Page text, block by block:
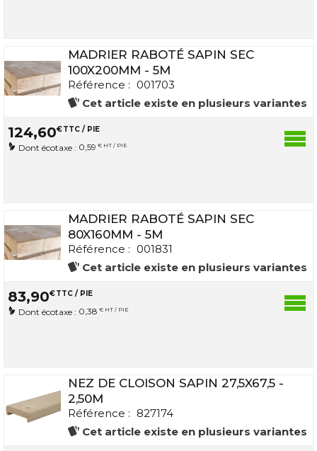
MADRIER RABOTÉ SAPIN SEC
100X200MM - 5M
Référence : 001703
Cet article existe en plusieurs variantes
124,60€TTC / PIE
Dont écotaxe : 0,59 € HT / PIE
MADRIER RABOTÉ SAPIN SEC
80X160MM - 5M
Référence : 001831
Cet article existe en plusieurs variantes
83,90€TTC / PIE
Dont écotaxe : 0,38 € HT / PIE
NEZ DE CLOISON SAPIN 27,5X67,5 -
2,50M
Référence : 827174
Cet article existe en plusieurs variantes